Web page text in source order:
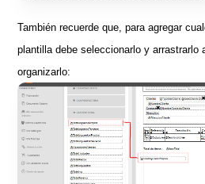
También recuerde que, para agregar
plantilla debe seleccionarlo y arrastrarlo
organizarlo: